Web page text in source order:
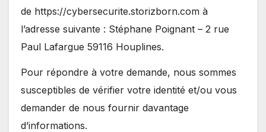
de https://cybersecurite.storizborn.com à
l’adresse suivante : Stéphane Poignant – 2 rue
Paul Lafargue 59116 Houplines.
Pour répondre à votre demande, nous sommes
susceptibles de vérifier votre identité et/ou vous
demander de nous fournir davantage
d’informations.